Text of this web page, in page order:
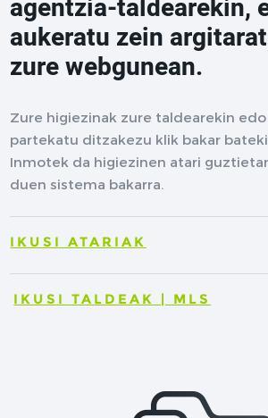
agentzia-taldearekin,
aukeratu zein
zure webgunean.
Zure higiezinak zure taldearekin edo
partekatu ditzakezu klik bakar
Inmotek da higiezinen atari
duen sistema bakarra.
IKUSI ATARIAK
IKUSI TALDEAK | MLS